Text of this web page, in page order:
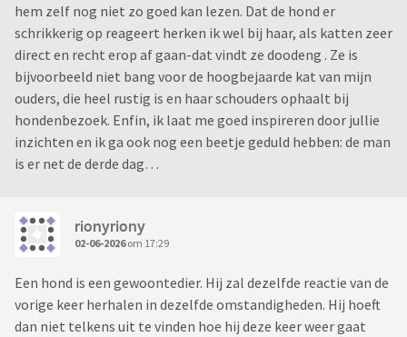
hem zelf nog niet zo goed kan lezen. Dat de hond er
schrikkerig op reageert herken ik wel bij haar, als katten zeer
direct en recht erop af gaan-dat vindt ze doodeng . Ze is
bijvoorbeeld niet bang voor de hoogbejaarde kat van mijn
ouders, die heel rustig is en haar schouders ophaalt bij
hondenbezoek. Enfin, ik laat me goed inspireren door jullie
inzichten en ik ga ook nog een beetje geduld hebben: de man
is er net de derde dag…
rionyriony
02-06-2026om 17:29
Een hond is een gewoontedier. Hij zal dezelfde reactie van de
vorige keer herhalen in dezelfde omstandigheden. Hij hoeft
dan niet telkens uit te vinden hoe hij deze keer weer gaat